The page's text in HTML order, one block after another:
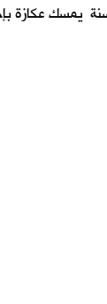
يمسك